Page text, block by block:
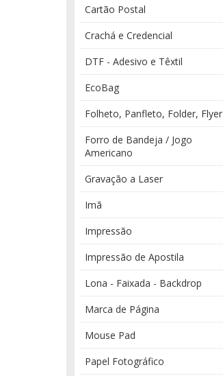
Cartão Postal
Crachá e Credencial
DTF - Adesivo e Têxtil
EcoBag
Folheto, Panfleto, Folder, Flyer
Forro de Bandeja / Jogo
Americano
Gravação a Laser
Imã
Impressão
Impressão de Apostila
Lona - Faixada - Backdrop
Marca de Página
Mouse Pad
Papel Fotográfico